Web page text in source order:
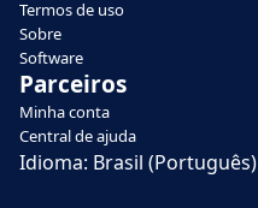
Termos de uso
Sobre
Software
Parceiros
Minha conta
Central de ajuda
Idioma: Brasil (Português)